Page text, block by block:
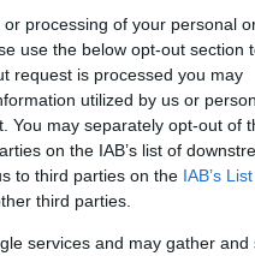
processing of your personal
use the below opt-out section
request is processed you may
utilized by us or
You may separately opt-out of
on the IAB’s list of
to third parties on the IAB’s
third parties.
services and may gather and